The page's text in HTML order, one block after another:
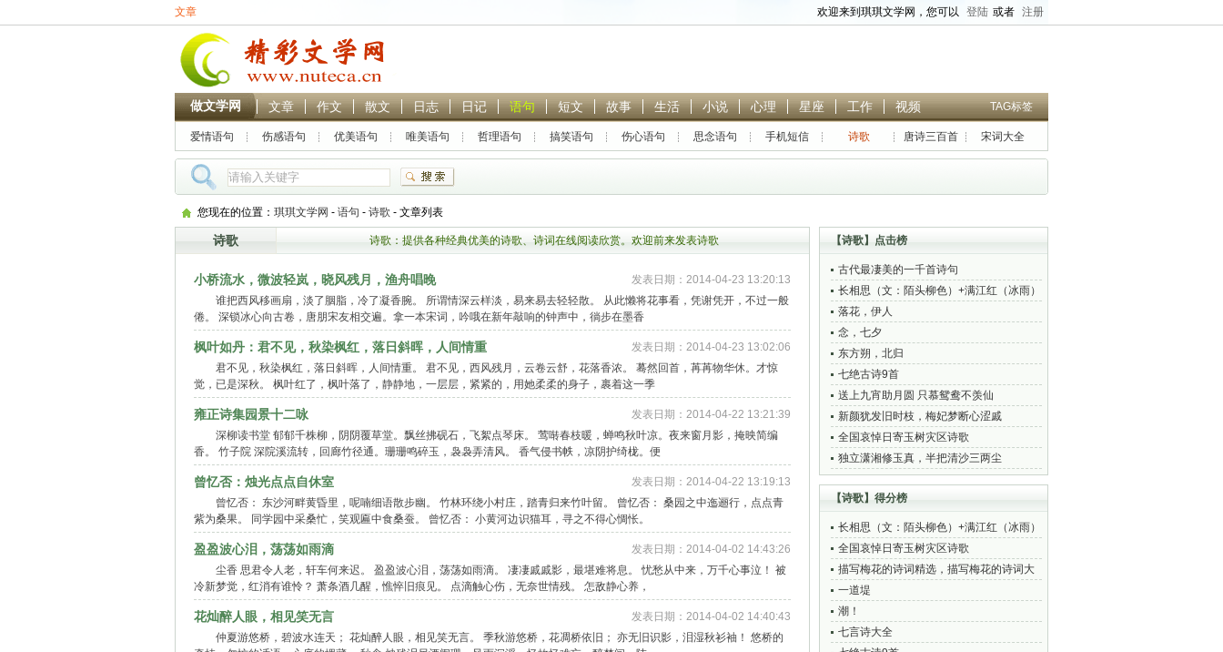
文章 欢迎来到琪琪文学网，您可以 登陆 或者 注册
做文学网 文章 作文 散文 日志 日记 语句 短文 故事 生活 小说 心理 星座 工作 视频 TAG标签
爱情语句 伤感语句 优美语句 唯美语句 哲理语句 搞笑语句 伤心语句 思念语句 手机短信 诗歌 唐诗三百首 宋词大全
您现在的位置： 琪琪文学网 - 语句 - 诗歌 - 文章列表
诗歌 诗歌：提供各种经典优美的诗歌、诗词在线阅读欣赏。欢迎前来发表诗歌
发表日期：2014-04-23 13:20:13
小桥流水，微波轻岚，晓风残月，渔舟唱晚
谁把西风移画扇，淡了胭脂，冷了凝香腕。 所谓情深云样淡，易来易去轻轻散。 从此懒将花事看，凭谢凭开，不过一般
倦。 深锁冰心向古卷，唐朋宋友相交遍。拿一本宋词，吟哦在新年敲响的钟声中，徜步在墨香
发表日期：2014-04-23 13:02:06
枫叶如丹：君不见，秋染枫红，落日斜晖，人间情重
君不见，秋染枫红，落日斜晖，人间情重。 君不见，西风残月，云卷云舒，花落香浓。 蓦然回首，苒苒物华休。才惊
觉，已是深秋。 枫叶红了，枫叶落了，静静地，一层层，紧紧的，用她柔柔的身子，裹着这一季
发表日期：2014-04-22 13:21:39
雍正诗集园景十二咏
深柳读书堂 郁郁千株柳，阴阴覆草堂。飘丝拂砚石，飞絮点琴床。 莺啭春枝暖，蝉鸣秋叶凉。夜来窗月影，掩映简编
香。 竹子院 深院溪流转，回廊竹径通。珊珊鸣碎玉，袅袅弄清风。 香气侵书帙，凉阴护绮栊。便
发表日期：2014-04-22 13:19:13
曾忆否：烛光点点自休室
曾忆否： 东沙河畔黄昏里，呢喃细语散步幽。 竹林环绕小村庄，踏青归来竹叶留。 曾忆否： 桑园之中迤逦行，点点青
紫为桑果。 同学园中采桑忙，笑观匾中食桑蚕。 曾忆否： 小黄河边识猫耳，寻之不得心惆怅。
发表日期：2014-04-02 14:43:26
盈盈波心泪，荡荡如雨滴
尘香 思君令人老，轩车何来迟。 盈盈波心泪，荡荡如雨滴。 凄凄戚戚影，最堪难将息。 忧愁从中来，万千心事泣！ 被
冷新梦觉，红消有谁怜？ 萧条酒几醒，憔悴旧痕见。 点滴触心伤，无奈世情残。 怎敌静心养，
发表日期：2014-04-02 14:40:43
花灿醉人眼，相见笑无言
仲夏游悠桥，碧波水连天； 花灿醉人眼，相见笑无言。 季秋游悠桥，花凋桥依旧； 亦无旧识影，泪湿秋衫袖！ 悠桥的
【诗歌】点击榜
古代最凄美的一千首诗句
长相思（文：陌头柳色）+满江红（冰雨）
落花，伊人
念，七夕
东方朔，北归
七绝古诗9首
送上九宵助月圆 只慕鸳鸯不羡仙
新颜犹发旧时枝，梅妃梦断心涩戚
全国哀悼日寄玉树灾区诗歌
独立潇湘修玉真，半把清沙三两尘
【诗歌】得分榜
长相思（文：陌头柳色）+满江红（冰雨）
全国哀悼日寄玉树灾区诗歌
描写梅花的诗词精选，描写梅花的诗词大
全
一道堤
潮！
七言诗大全